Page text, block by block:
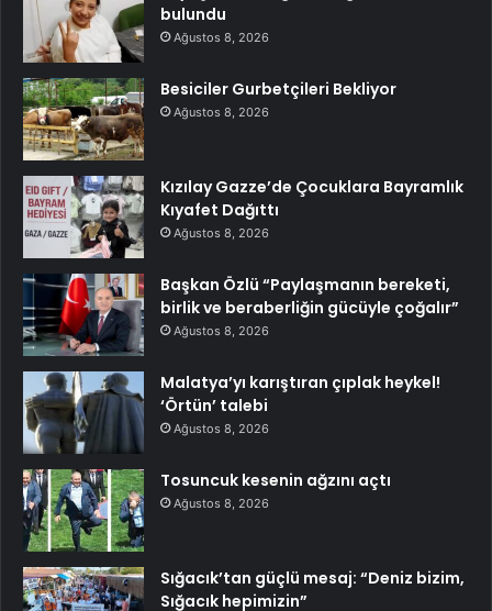
bulundu
Ağustos 8, 2026
Besiciler Gurbetçileri Bekliyor
Ağustos 8, 2026
Kızılay Gazze’de Çocuklara Bayramlık
Kıyafet Dağıttı
Ağustos 8, 2026
Başkan Özlü “Paylaşmanın bereketi,
birlik ve beraberliğin gücüyle çoğalır”
Ağustos 8, 2026
Malatya’yı karıştıran çıplak heykel!
‘Örtün’ talebi
Ağustos 8, 2026
Tosuncuk kesenin ağzını açtı
Ağustos 8, 2026
Sığacık’tan güçlü mesaj: “Deniz bizim,
Sığacık hepimizin”